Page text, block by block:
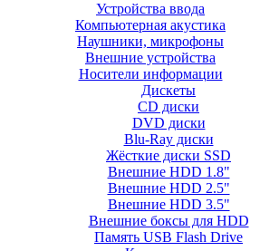
Устройства ввода
Компьютерная акустика
Наушники, микрофоны
Внешние устройства
Носители информации
Дискеты
CD диски
DVD диски
Blu-Ray диски
Жёсткие диски SSD
Внешние HDD 1.8"
Внешние HDD 2.5"
Внешние HDD 3.5"
Внешние боксы для HDD
Память USB Flash Drive